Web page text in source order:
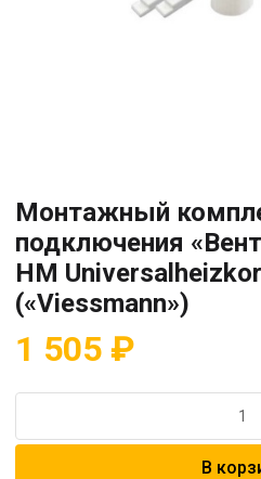
Монтажный
подключения
HM
(«Viessmann»)
1 505 ₽
Монтажный
В